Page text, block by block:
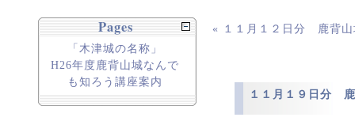
« １１月１２日分 鹿背
１１月１９日分
Pages
「木津城の名称」
H26年度鹿背山城なんで
も知ろう講座案内